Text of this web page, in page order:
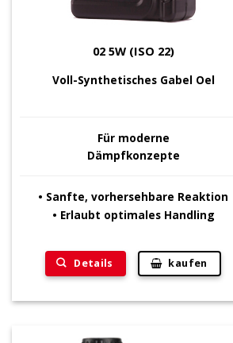
02 5W (ISO 22)
Voll-Synthetisches Gabel Oel
Für moderne
Dämpfkonzepte
• Sanfte, vorhersehbare Reaktion
• Erlaubt optimales Handling
Details kaufen